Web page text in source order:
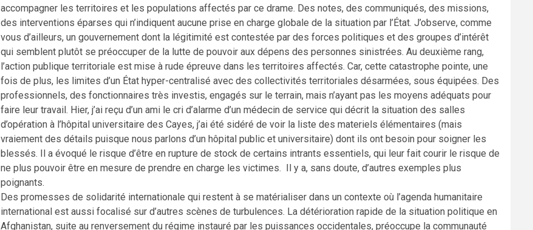
accompagner les territoires et les populations affectés par ce drame. Des notes, des communiqués, des missions,
des interventions éparses qui n’indiquent aucune prise en charge globale de la situation par l’État. J’observe, comme
vous d’ailleurs, un gouvernement dont la légitimité est contestée par des forces politiques et des groupes d’intérêt
qui semblent plutôt se préoccuper de la lutte de pouvoir aux dépens des personnes sinistrées. Au deuxième rang,
l’action publique territoriale est mise à rude épreuve dans les territoires affectés. Car, cette catastrophe pointe, une
fois de plus, les limites d’un État hyper-centralisé avec des collectivités territoriales désarmées, sous équipées. Des
professionnels, des fonctionnaires très investis, engagés sur le terrain, mais n’ayant pas les moyens adéquats pour
faire leur travail. Hier, j’ai reçu d’un ami le cri d’alarme d’un médecin de service qui décrit la situation des salles
d’opération à l’hôpital universitaire des Cayes, j’ai été sidéré de voir la liste des materiels élémentaires (mais
vraiement des détails puisque nous parlons d’un hôpital public et universitaire) dont ils ont besoin pour soigner les
blessés. Il a évoqué le risque d’être en rupture de stock de certains intrants essentiels, qui leur fait courir le risque de
ne plus pouvoir être en mesure de prendre en charge les victimes. Il y a, sans doute, d’autres exemples plus
poignants.
Des promesses de solidarité internationale qui restent à se matérialiser dans un contexte où l’agenda humanitaire
international est aussi focalisé sur d’autres scènes de turbulences. La détérioration rapide de la situation politique en
Afghanistan, suite au renversement du régime instauré par les puissances occidentales, préoccupe la communauté